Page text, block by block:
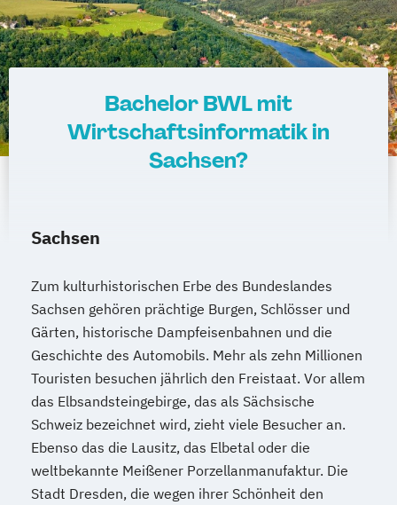
Bachelor BWL mit
Wirtschaftsinformatik in
Sachsen?
Sachsen
Zum kulturhistorischen Erbe des Bundeslandes
Sachsen gehören prächtige Burgen, Schlösser und
Gärten, historische Dampfeisenbahnen und die
Geschichte des Automobils. Mehr als zehn Millionen
Touristen besuchen jährlich den Freistaat. Vor allem
das Elbsandsteingebirge, das als Sächsische
Schweiz bezeichnet wird, zieht viele Besucher an.
Ebenso das die Lausitz, das Elbetal oder die
weltbekannte Meißener Porzellanmanufaktur. Die
Stadt Dresden, die wegen ihrer Schönheit den